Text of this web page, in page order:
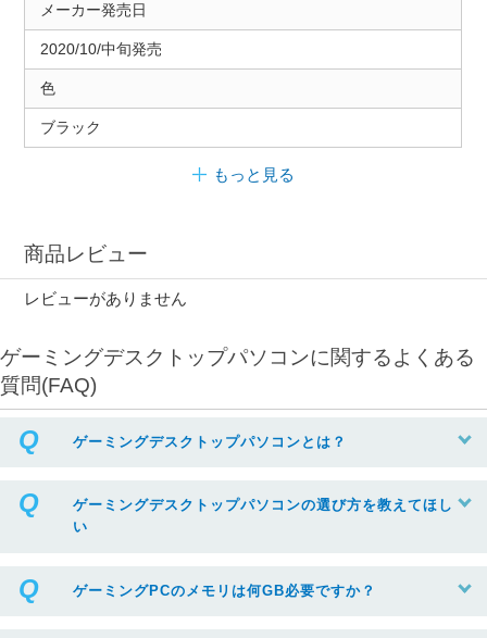
メーカー発売日
2020/10/中旬発売
色
ブラック
もっと見る
商品レビュー
レビューがありません
ゲーミングデスクトップパソコンに関するよくある
質問(FAQ)
ゲーミングデスクトップパソコンとは？
ゲーミングデスクトップパソコンの選び方を教えてほし
い
ゲーミングPCのメモリは何GB必要ですか？